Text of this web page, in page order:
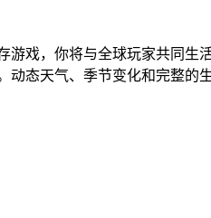
戏，你将与全球玩家共同
态天气、季节变化和完整